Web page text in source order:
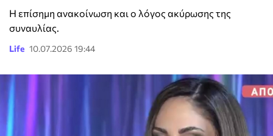
Η επίσημη ανακοίνωση και ο λόγος ακύρωσης της
συναυλίας.
Life 10.07.2026 19:44